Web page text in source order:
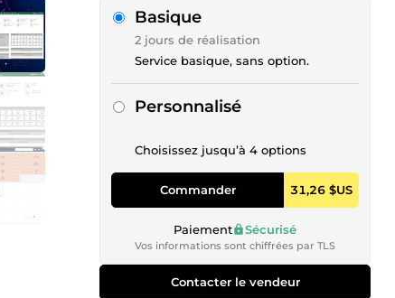
Basique
2 jours de réalisation
Service basique, sans option.
Personnalisé
Choisissez jusqu’à 4 options
Commander 31,26 $US
Paiement Sécurisé
Vos informations sont chiffrées par TLS
Contacter le vendeur